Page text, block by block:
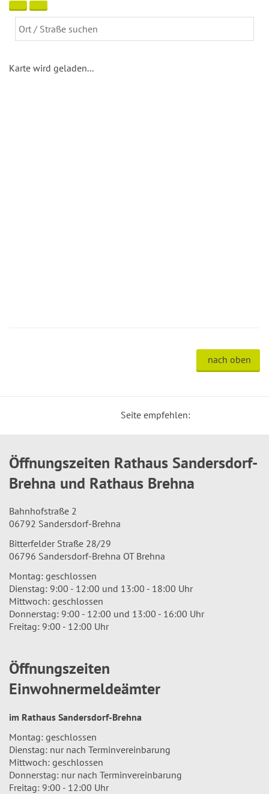
Karte wird geladen...
nach oben
Seite empfehlen:
Öffnungszeiten Rathaus Sandersdorf-
Brehna und Rathaus Brehna
Bahnhofstraße 2
06792 Sandersdorf-Brehna
Bitterfelder Straße 28/29
06796 Sandersdorf-Brehna OT Brehna
Montag: geschlossen
Dienstag: 9:00 - 12:00 und 13:00 - 18:00 Uhr
Mittwoch: geschlossen
Donnerstag: 9:00 - 12:00 und 13:00 - 16:00 Uhr
Freitag: 9:00 - 12:00 Uhr
Öffnungszeiten
Einwohnermeldeämter
im Rathaus Sandersdorf-Brehna
Montag: geschlossen
Dienstag: nur nach Terminvereinbarung
Mittwoch: geschlossen
Donnerstag: nur nach Terminvereinbarung
Freitag: 9:00 - 12:00 Uhr